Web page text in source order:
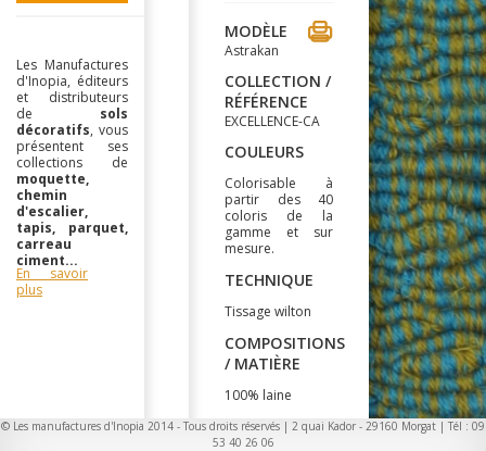
Les Manufactures
d'Inopia, éditeurs
et distributeurs
de sols
décoratifs, vous
présentent ses
collections de
moquette,
chemin
d'escalier,
tapis, parquet,
carreau
ciment...
En savoir
plus
MODÈLE
Astrakan
COLLECTION /
RÉFÉRENCE
EXCELLENCE-CA
COULEURS
Colorisable à
partir des 40
coloris de la
gamme et sur
mesure.
TECHNIQUE
Tissage wilton
COMPOSITIONS
/ MATIÈRE
100% laine
LARGEUR
© Les manufactures d'Inopia 2014 - Tous droits réservés | 2 quai Kador - 29160 Morgat | Tél : 09
53 40 26 06